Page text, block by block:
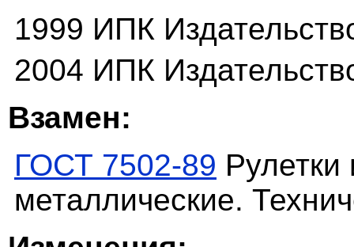
1999 ИПК
2004 ИПК
Взамен:
ГОСТ 7502-89
металлические.